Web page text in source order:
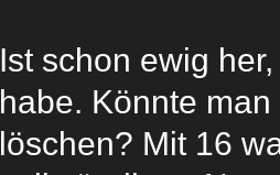
Ist schon ewig
habe. Könnte
löschen? Mit 16